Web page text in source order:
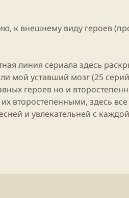
к внешнему виду героев
линия сериала здесь
мой уставший мозг (25
героев но и
второстепенными, здесь все
и увлекательней с